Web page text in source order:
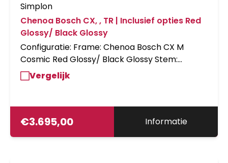
Simplon
Chenoa Bosch CX, , TR | Inclusief opties Red
Glossy/ Black Glossy
Configuratie: Frame: Chenoa Bosch CX M
Cosmic Red Glossy/ Black Glossy Stem:
Ergotec Swell R-Ahead Vorbau Fork: Carbon
vast Disc 1.5", 65mm Spacers: 30mm Spacer
mech.Chenoa CX (Riemen) Brakes: Mag.
CT;PM6; PM7;180/180; CL/6H; EN Wheelset:
Vergelijk
€3.695,00 Informatie